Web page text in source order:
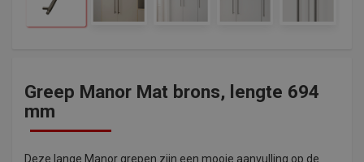
Greep Manor Mat brons, lengte 694
mm
Deze lange Manor grepen zijn een mooie aanvulling op de